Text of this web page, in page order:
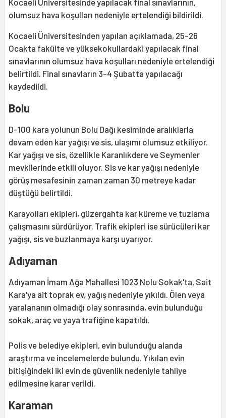
Kocaeli Üniversitesinde yapılacak final sınavlarının,
olumsuz hava koşulları nedeniyle ertelendiği bildirildi.
Kocaeli Üniversitesinden yapılan açıklamada, 25-26
Ocakta fakülte ve yüksekokullardaki yapılacak final
sınavlarının olumsuz hava koşulları nedeniyle ertelendiği
belirtildi. Final sınavların 3-4 Şubatta yapılacağı
kaydedildi.
Bolu
D-100 kara yolunun Bolu Dağı kesiminde aralıklarla
devam eden kar yağışı ve sis, ulaşımı olumsuz etkiliyor.
Kar yağışı ve sis, özellikle Karanlıkdere ve Seymenler
mevkilerinde etkili oluyor. Sis ve kar yağışı nedeniyle
görüş mesafesinin zaman zaman 30 metreye kadar
düştüğü belirtildi.
Karayolları ekipleri, güzergahta kar küreme ve tuzlama
çalışmasını sürdürüyor. Trafik ekipleri ise sürücüleri kar
yağışı, sis ve buzlanmaya karşı uyarıyor.
Adıyaman
Adıyaman İmam Ağa Mahallesi 1023 Nolu Sokak'ta, Sait
Kara'ya ait toprak ev, yağış nedeniyle yıkıldı. Ölen veya
yaralananın olmadığı olay sonrasında, evin bulunduğu
sokak, araç ve yaya trafiğine kapatıldı.
Polis ve belediye ekipleri, evin bulunduğu alanda
araştırma ve incelemelerde bulundu. Yıkılan evin
bitişiğindeki iki evin de güvenlik nedeniyle tahliye
edilmesine karar verildi.
Karaman